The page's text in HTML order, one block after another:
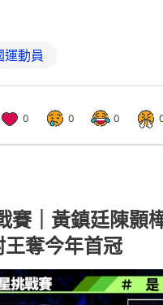
運動員
0 0 0
賽｜黃鎮廷陳顥
奪今年首冠